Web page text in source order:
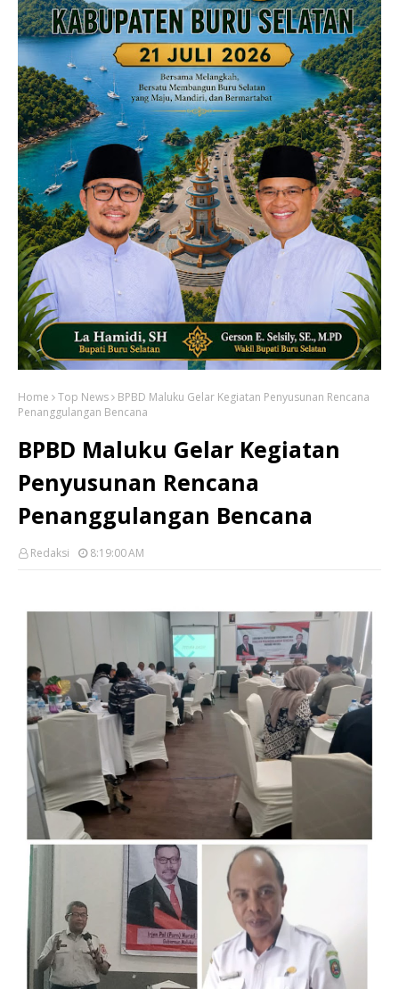
Home Top News
BPBD Maluku Gelar Kegiatan Penyusunan Rencana
Penanggulangan Bencana
BPBD Maluku Gelar Kegiatan
Penyusunan Rencana
Penanggulangan Bencana
Redaksi 8:19:00 AM